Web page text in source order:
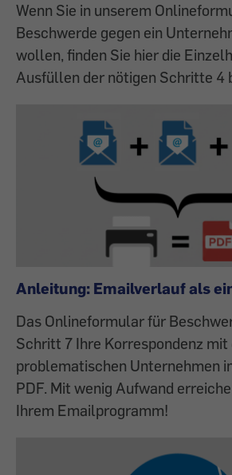
Wenn Sie in unserem
Beschwerde gegen ein
wollen, finden Sie hier die
Ausfüllen der nötigen Schritte 4
Anleitung: Emailverlauf als
Das Onlineformular für
Schritt 7 Ihre Korrespondenz mit
problematischen Unternehmen
PDF. Mit wenig Aufwand
Ihrem Emailprogramm!